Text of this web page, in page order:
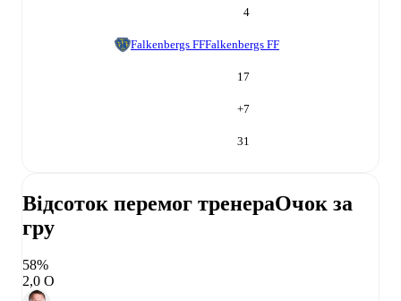
4
Falkenbergs FFFalkenbergs FF
17
+7
31
Відсоток перемог тренераОчок за
гру
58%
2,0 О